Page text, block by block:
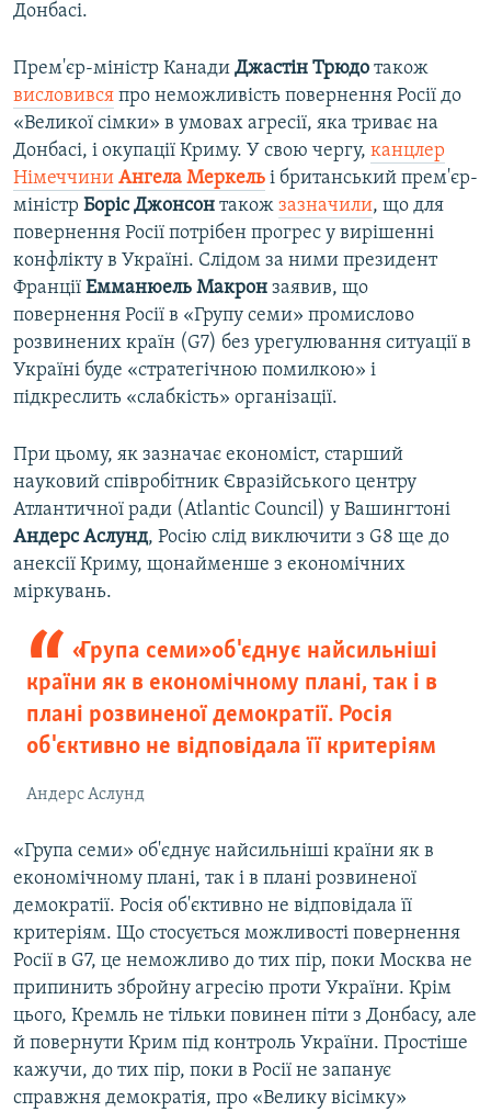
Донбасі.
Прем'єр-міністр Канади Джастін Трюдо також
висловився про неможливість повернення Росії до
«Великої сімки» в умовах агресії, яка триває на
Донбасі, і окупації Криму. У свою чергу, канцлер
Німеччини Ангела Меркель і британський прем'єр-
міністр Боріс Джонсон також зазначили, що для
повернення Росії потрібен прогрес у вирішенні
конфлікту в Україні. Слідом за ними президент
Франції Емманюель Макрон заявив, що
повернення Росії в «Групу семи» промислово
розвинених країн (G7) без урегулювання ситуації в
Україні буде «стратегічною помилкою» і
підкреслить «слабкість» організації.
При цьому, як зазначає економіст, старший
науковий співробітник Євразійського центру
Атлантичної ради (Atlantic Council) у Вашингтоні
Андерс Аслунд, Росію слід виключити з G8 ще до
анексії Криму, щонайменше з економічних
міркувань.
«Група семи» об'єднує найсильніші
країни як в економічному плані, так і в
плані розвиненої демократії. Росія
об'єктивно не відповідала її критеріям
Андерс Аслунд
«Група семи» об'єднує найсильніші країни як в
економічному плані, так і в плані розвиненої
демократії. Росія об'єктивно не відповідала її
критеріям. Що стосується можливості повернення
Росії в G7, це неможливо до тих пір, поки Москва не
припинить збройну агресію проти України. Крім
цього, Кремль не тільки повинен піти з Донбасу, але
й повернути Крим під контроль України. Простіше
кажучи, до тих пір, поки в Росії не запанує
справжня демократія, про «Велику вісімку»